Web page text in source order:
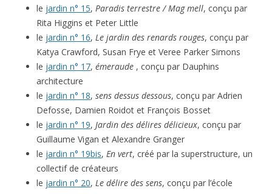
le jardin n° 15, Paradis terrestre / Mag mell, conçu par
Rita Higgins et Peter Little
le jardin n° 16, Le jardin des renards rouges, conçu par
Katya Crawford, Susan Frye et Veree Parker Simons
le jardin n° 17, émeraude , conçu par Dauphins
architecture
le jardin n° 18, sens dessus dessous, conçu par Adrien
Defosse, Damien Roidot et François Bosset
le jardin n° 19, Jardin des délires délicieux, conçu par
Guillaume Vigan et Alexandre Granger
le jardin n° 19bis, En vert, créé par la superstructure, un
collectif de créateurs
le jardin n° 20, Le délire des sens, conçu par l’école